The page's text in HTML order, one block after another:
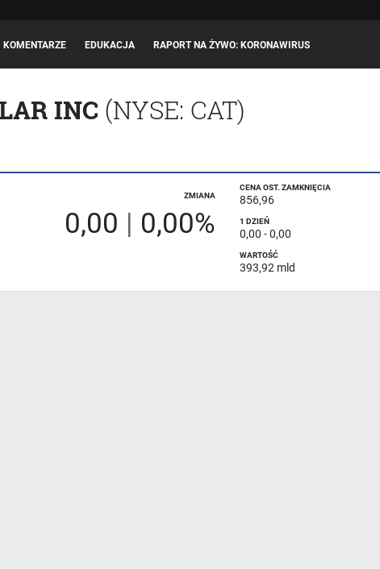
EDUKACJA RAPORT NA ŻYWO: KORONAWIRUS
INC (NYSE: CAT)
ZMIANA
0,00 | 0,00%
CENA OST. ZAMKNIĘCIA
856,96
1 DZIEŃ
0,00 -0,00
WARTOŚĆ
393,92 mld